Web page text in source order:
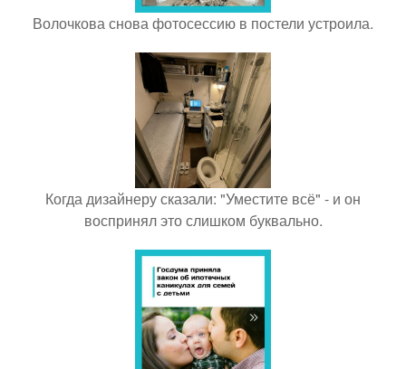
Волочкова снова фотосессию в постели устроила.
Когда дизайнеру сказали: "Уместите всё" - и он
воспринял это слишком буквально.